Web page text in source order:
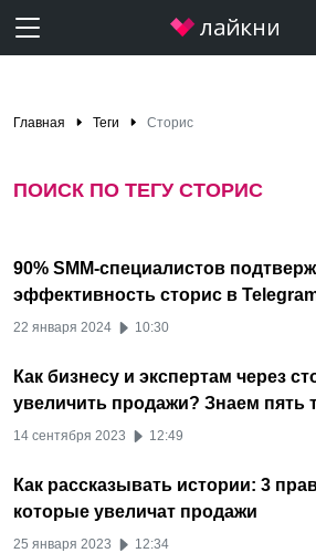
Главная Теги Сторис
ПОИСК ПО ТЕГУ СТОРИС
90% SMM-специалистов
эффективность сторис в
22 января 2024 10:30
Как бизнесу и экспертам через
увеличить продажи? Знаем пять
14 сентября 2023 12:49
Как рассказывать истории: 3
которые увеличат продажи
25 января 2023 12:34